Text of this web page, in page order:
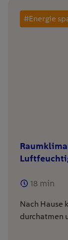
#Energie
18 min
Nach Hause
durchatmen